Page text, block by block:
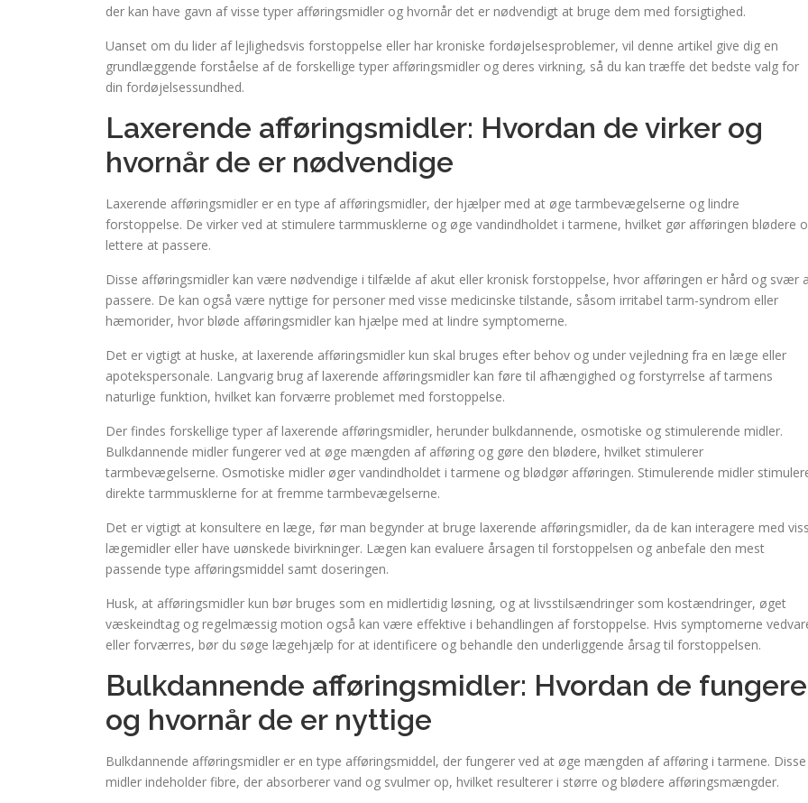
der kan have gavn af visse typer afføringsmidler og hvornår det er nødvendigt at bruge dem med forsigtighed.
Uanset om du lider af lejlighedsvis forstoppelse eller har kroniske fordøjelsesproblemer, vil denne artikel give dig en
grundlæggende forståelse af de forskellige typer afføringsmidler og deres virkning, så du kan træffe det bedste valg for
din fordøjelsessundhed.
Laxerende afføringsmidler: Hvordan de virker og
hvornår de er nødvendige
Laxerende afføringsmidler er en type af afføringsmidler, der hjælper med at øge tarmbevægelserne og lindre
forstoppelse. De virker ved at stimulere tarmmusklerne og øge vandindholdet i tarmene, hvilket gør afføringen blødere
lettere at passere.
Disse afføringsmidler kan være nødvendige i tilfælde af akut eller kronisk forstoppelse, hvor afføringen er hård og svær
passere. De kan også være nyttige for personer med visse medicinske tilstande, såsom irritabel tarm-syndrom eller
hæmorider, hvor bløde afføringsmidler kan hjælpe med at lindre symptomerne.
Det er vigtigt at huske, at laxerende afføringsmidler kun skal bruges efter behov og under vejledning fra en læge eller
apotekspersonale. Langvarig brug af laxerende afføringsmidler kan føre til afhængighed og forstyrrelse af tarmens
naturlige funktion, hvilket kan forværre problemet med forstoppelse.
Der findes forskellige typer af laxerende afføringsmidler, herunder bulkdannende, osmotiske og stimulerende midler.
Bulkdannende midler fungerer ved at øge mængden af ​​afføring og gøre den blødere, hvilket stimulerer
tarmbevægelserne. Osmotiske midler øger vandindholdet i tarmene og blødgør afføringen. Stimulerende midler
direkte tarmmusklerne for at fremme tarmbevægelserne.
Det er vigtigt at konsultere en læge, før man begynder at bruge laxerende afføringsmidler, da de kan interagere med
lægemidler eller have uønskede bivirkninger. Lægen kan evaluere årsagen til forstoppelsen og anbefale den mest
passende type afføringsmiddel samt doseringen.
Husk, at afføringsmidler kun bør bruges som en midlertidig løsning, og at livsstilsændringer som kostændringer, øget
væskeindtag og regelmæssig motion også kan være effektive i behandlingen af ​​forstoppelse. Hvis symptomerne
eller forværres, bør du søge lægehjælp for at identificere og behandle den underliggende årsag til forstoppelsen.
Bulkdannende afføringsmidler: Hvordan de
og hvornår de er nyttige
Bulkdannende afføringsmidler er en type afføringsmiddel, der fungerer ved at øge mængden af ​​afføring i tarmene. Disse
midler indeholder fibre, der absorberer vand og svulmer op, hvilket resulterer i større og blødere afføringsmængder.